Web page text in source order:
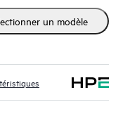
à large bande
les cas
et le Bluetooth Low
un vaste choix
un modèle